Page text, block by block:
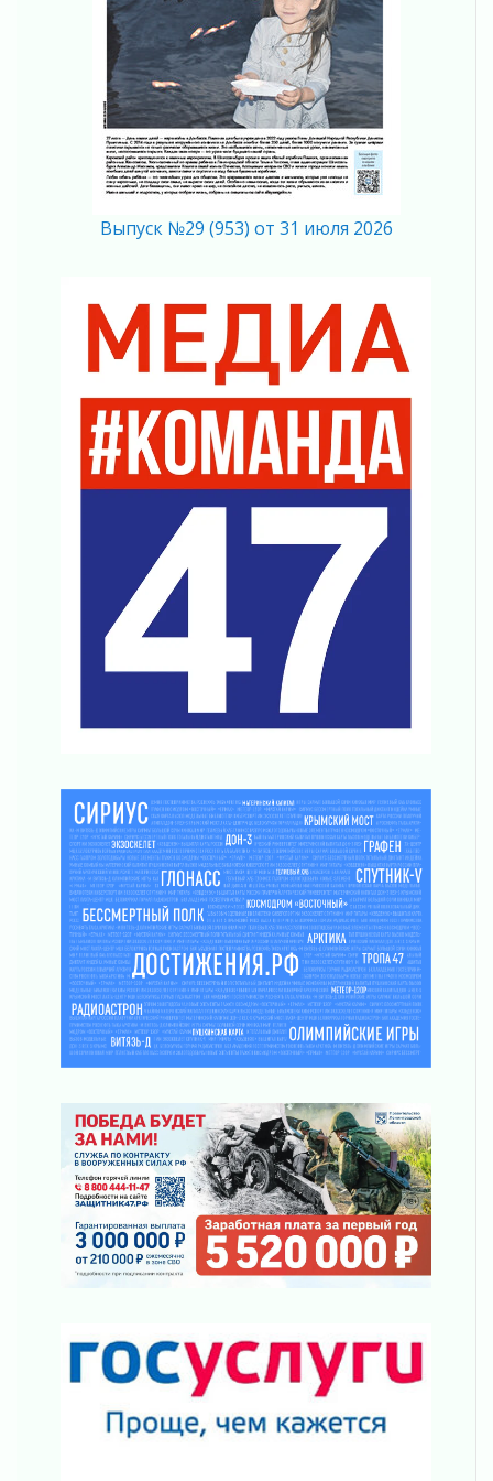
02 августа 2026
В Ивангороде появилась «Избушка-
воробушка»
02 августа 2026
Юхла, мука, кантеле и Водяной
01 августа 2026
Лето катится с горки
01 августа 2026
В Ленобласти открылась экспозиция к 150-
Лето без гаджетов
01 августа 2026
Болезнь девственниц и вампиров
Безмолвный крик о помощи
01 августа 2026
В музей всей семьёй
01 августа 2026
Без заявлений и очередей
Не женское это дело...уверены?
01 августа 2026
Все силы в кулак
Айда на пляж!
Один в поле — не воин
31 июля 2026
О мужестве, долге и стойкости
31 июля 2026
Ленинградцы — бойцам «Барс-Ленинградец»
31 июля 2026
Маршрутами будущего — к заветной цели
31 июля 2026
«Корвет» на страже
31 июля 2026
Правила для жизни
31 июля 2026
С рабочим визитом
31 июля 2026
В Шлиссельбурге прошла акция «Белый
кораблик Памяти»
31 июля 2026
Новые возможности для творчества
31 июля 2026
За сухими цифрами — реальная жизнь
«Созидателям»
31 июля 2026
Генеральная репетиция векового юбилея
31 июля 2026
Выпуск №29 (953) от 31 июля 2026